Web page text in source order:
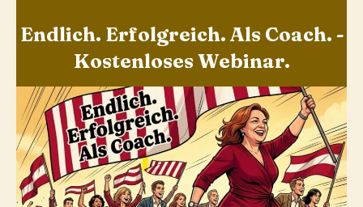
Endlich. Erfolgreich. Als Coach. -
Kostenloses Webinar.